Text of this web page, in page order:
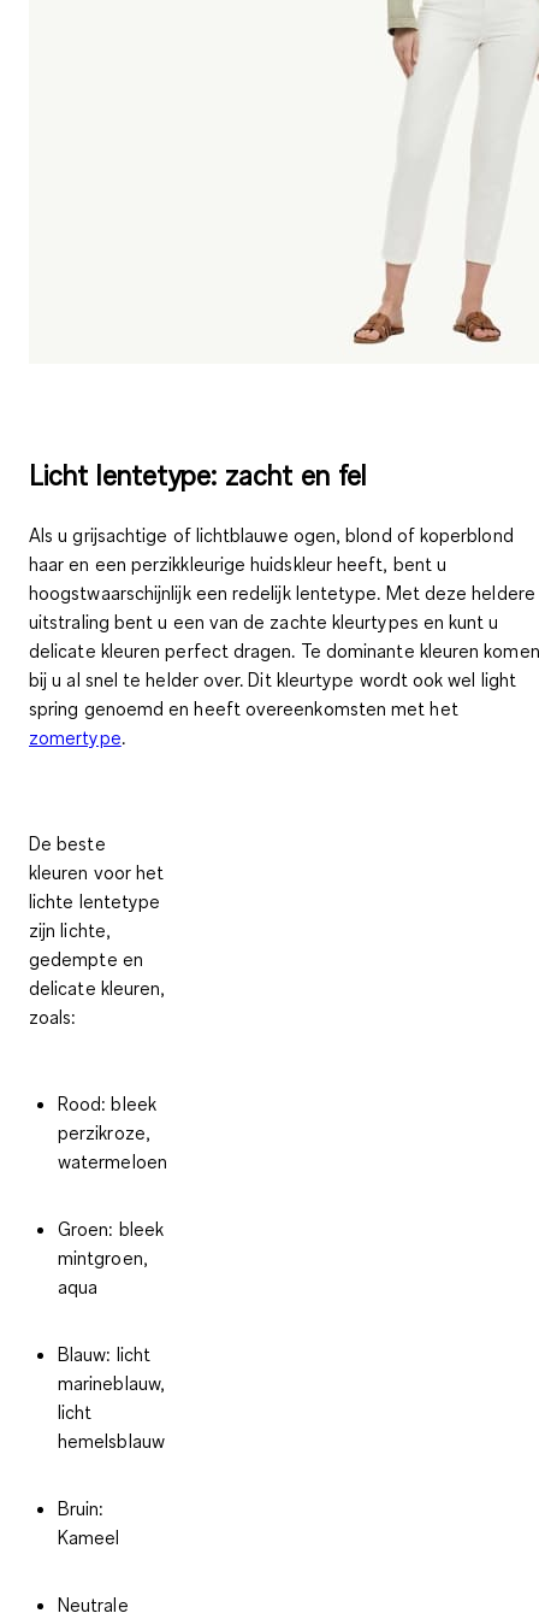
Licht lentetype: zacht en fel
Als u grijsachtige of lichtblauwe ogen, blond of koperblond
haar en een perzikkleurige huidskleur heeft, bent u
hoogstwaarschijnlijk een redelijk lentetype. Met dezeheldere
uitstraling bent u een van de zachte kleurtypes en kunt u
delicate kleuren perfect dragen. Te dominante kleuren komen
bij u al snel te helder over. Dit kleurtype wordt ook wel light
spring genoemd en heeft overeenkomsten met het
zomertype.
De beste
kleuren voor het
lichte lentetype
zijnlichte,
gedempte en
delicate kleuren,
zoals:
Rood: bleek
perzikroze,
watermeloen
Groen: bleek
mintgroen,
aqua
Blauw: licht
marineblauw,
licht
hemelsblauw
Bruin:
Kameel
Neutrale